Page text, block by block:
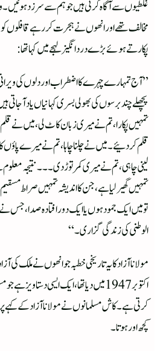
غلطیوں سے آگاہ کرتی ہیں جو ہم سے سرزد
مخالف تھے اور انھوں نے ہجرت کررہے قافلوں
پکارتے ہوئے بڑے درد انگیز لہجے میں کہا تھا:
”آج تمہارے چہرے کا اضطراب اور دلوں کی ویرانی
پچھلے چند برسوں کی بھولی بسری کہانیاں یاد
تمہیں پکارا،تم نے میری زبان کاٹ لی، میں نے
قلم کردئیے۔ میں نے چلنا چاہا،تم نے میرے
لینی چاہی، تم نے میری کمر توڑ دی۔۔۔نتیجہ
تمہیں گھیر لیا ہے، جن کا اندیشہ تمہیں صراط
تو میں ایک جمود ہوں یا ایک دور افتادہ صدا،
الوطنی کی زندگی گزاری۔“
مولانا آزاد کا یہ تاریخی خطبہ جو انھوں نے ملک کی
اکتوبر1947میں دیا تھا، ایک ایسی دستاویز
کرتی ہے۔ کاش مسلمانوں نے مولانا آزاد کے کہے پر
کچھ اور ہوتا۔